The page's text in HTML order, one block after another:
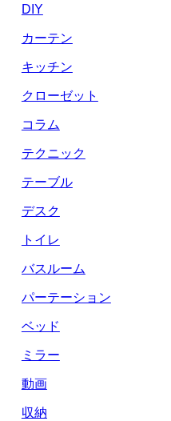
DIY
カーテン
キッチン
クローゼット
コラム
テクニック
テーブル
デスク
トイレ
バスルーム
パーテーション
ベッド
ミラー
動画
収納